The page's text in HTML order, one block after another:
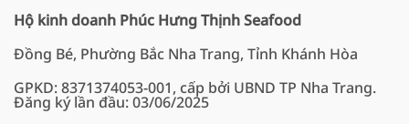
Hộ kinh doanh Phúc Hưng Thịnh Seafood
Đồng Bé, Phường Bắc Nha Trang, Tỉnh Khánh Hòa
GPKD: 8371374053-001, cấp bởi UBND TP Nha Trang.
Đăng ký lần đầu: 03/06/2025